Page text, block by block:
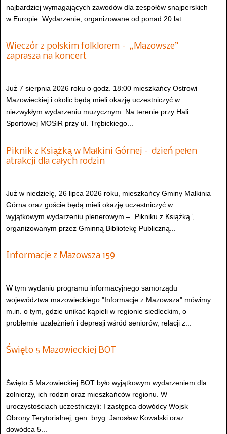
najbardziej wymagających zawodów dla zespołów snajperskich
w Europie. Wydarzenie, organizowane od ponad 20 lat...
Wieczór z polskim folklorem – „Mazowsze”
zaprasza na koncert
Już 7 sierpnia 2026 roku o godz. 18:00 mieszkańcy Ostrowi
Mazowieckiej i okolic będą mieli okazję uczestniczyć w
niezwykłym wydarzeniu muzycznym. Na terenie przy Hali
Sportowej MOSiR przy ul. Trębickiego...
Piknik z Książką w Małkini Górnej – dzień pełen
atrakcji dla całych rodzin
Już w niedzielę, 26 lipca 2026 roku, mieszkańcy Gminy Małkinia
Górna oraz goście będą mieli okazję uczestniczyć w
wyjątkowym wydarzeniu plenerowym – „Pikniku z Książką”,
organizowanym przez Gminną Bibliotekę Publiczną...
Informacje z Mazowsza 159
W tym wydaniu programu informacyjnego samorządu
województwa mazowieckiego "Informacje z Mazowsza" mówimy
m.in. o tym, gdzie unikać kąpieli w regionie siedleckim, o
problemie uzależnień i depresji wśród seniorów, relacji z...
Święto 5 Mazowieckiej BOT
Święto 5 Mazowieckiej BOT było wyjątkowym wydarzeniem dla
żołnierzy, ich rodzin oraz mieszkańców regionu. W
uroczystościach uczestniczyli: I zastępca dowódcy Wojsk
Obrony Terytorialnej, gen. bryg. Jarosław Kowalski oraz
dowódca 5...